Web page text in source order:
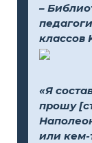
–
классов
«Я
прошу
или кем-